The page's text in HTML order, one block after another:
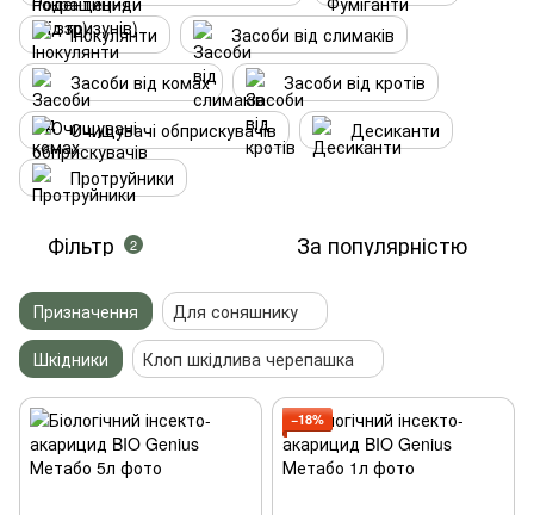
Інокулянти
Засоби від слимаків
Засоби від комах
Засоби від кротів
Очищувачі обприскувачів
Десиканти
Протруйники
Фільтр 2 За популярністю
Призначення
Для соняшнику
Шкідники
Клоп шкідлива черепашка
−18%